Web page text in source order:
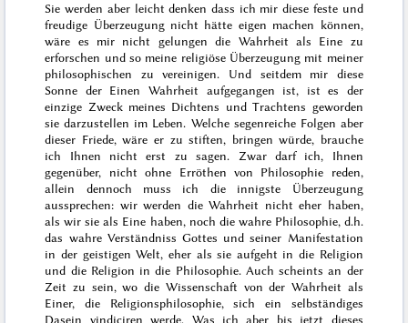
Sie werden aber leicht denken dass ich mir diese feste und
freudige Überzeugung nicht hätte eigen machen können,
wäre es mir nicht gelungen die Wahrheit als Eine zu
erforschen und so meine religiöse Überzeugung mit meiner
philosophischen zu vereinigen. Und seitdem mir diese
Sonne der Einen Wahrheit aufgegangen ist, ist es der
einzige Zweck meines Dichtens und Trachtens geworden
sie darzustellen im Leben. Welche segenreiche Folgen aber
dieser Friede, wäre er zu stiften, bringen würde, brauche
ich Ihnen nicht erst zu sagen. Zwar darf ich, Ihnen
gegenüber, nicht ohne Erröthen von Philosophie reden,
allein dennoch muss ich die innigste Überzeugung
aussprechen: wir werden die Wahrheit nicht eher haben,
als wir sie als Eine haben, noch die wahre Philosophie, d.h.
das wahre Verständniss Gottes und seiner Manifestation
in der geistigen Welt, eher als sie aufgeht in die Religion
und die Religion in die Philosophie. Auch scheints an der
Zeit zu sein, wo die Wissenschaft von der Wahrheit als
Einer, die Religionsphilosophie, sich ein selbständiges
Dasein vindiciren werde. Was ich aber bis jetzt dieses